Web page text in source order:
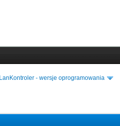
LanKontroler - wersje oprogramowania